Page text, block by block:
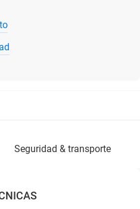
seguridad & transporte